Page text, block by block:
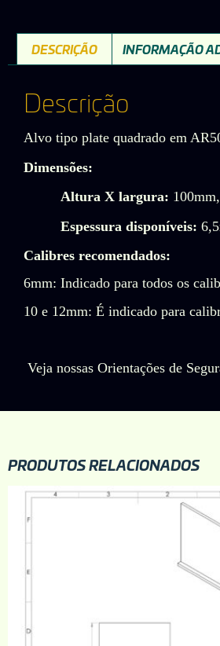
DESCRIÇÃO INFORMAÇÃO
Descrição
Alvo tipo plate quadrado em
Dimensões:
Altura X largura:
Espessura disponíveis:
Calibres recomendados:
6mm: Indicado para todos os
10 e 12mm: É indicado para
Veja nossas Orientações de
PRODUTOS RELACIONADOS